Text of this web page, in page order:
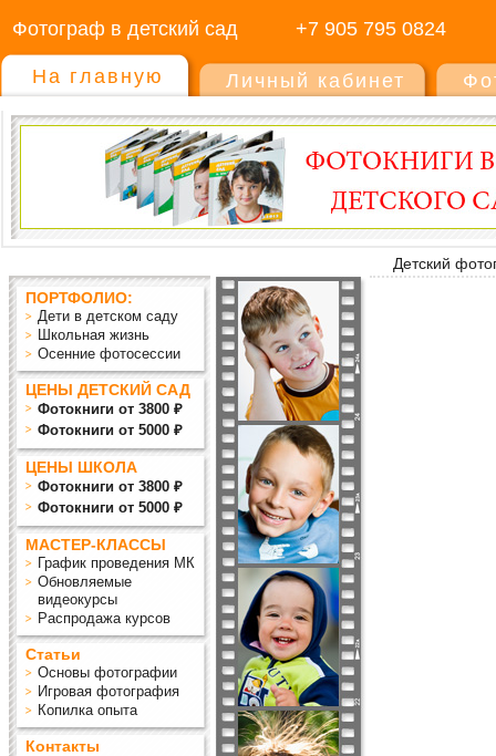
Фотограф в детский сад +7 905 795 0824
На главную Личный кабинет
Детский
ПОРТФОЛИО:
Дети в детском саду
Школьная жизнь
Осенние фотосессии
ЦЕНЫ ДЕТСКИЙ САД
Фотокниги от 3800 ₽
Фотокниги от 5000 ₽
ЦЕНЫ ШКОЛА
Фотокниги от 3800 ₽
Фотокниги от 5000 ₽
МАСТЕР-КЛАССЫ
График проведения МК
Обновляемые
видеокурсы
Распродажа курсов
Статьи
Основы фотографии
Игровая фотография
Копилка опыта
Контакты